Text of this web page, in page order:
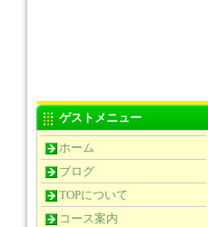
ゲストメニュー
ホーム
ブログ
TOPについて
コース案内